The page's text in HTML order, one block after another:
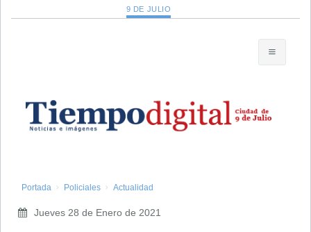
9 DE JULIO
Portada Policiales Actualidad
Jueves 28 de Enero de 2021